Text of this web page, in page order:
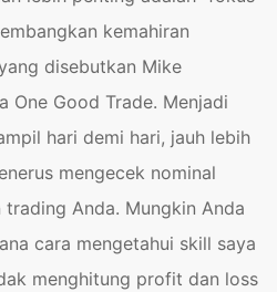
kemahiran
disebutkan Mike
One Good Trade. Menjadi
hari demi hari, jauh lebih
mengecek nominal
Anda. Mungkin Anda
cara mengetahui skill saya
menghitung profit dan loss